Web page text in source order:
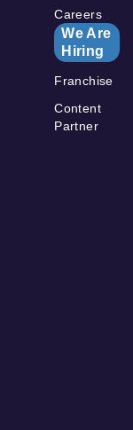
Careers
We Are
Hiring
Franchise
Content
Partner